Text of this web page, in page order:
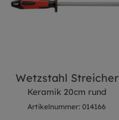
Wetzstahl Streicher
Keramik 20cm rund
Artikelnummer: 014166